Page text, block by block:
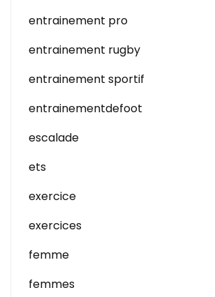
entrainement pro
entrainement rugby
entrainement sportif
entrainementdefoot
escalade
ets
exercice
exercices
femme
femmes